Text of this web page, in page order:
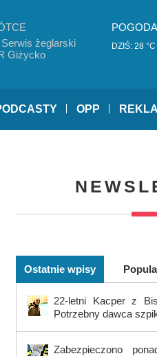
Serwis żeglarski
Giżycko
POGODA
DZIŚ: 28 °C
OPP
Ostatnie wpisy
22-letni Kacper z
Potrzebny dawca
Zabezpieczono